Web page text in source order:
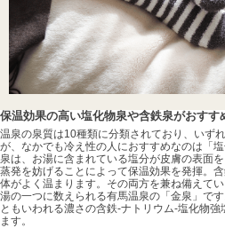
保温効果の高い塩化物泉や含鉄泉がおすす
温泉の泉質は10種類に分類されており、いず
が、なかでも冷え性の人におすすめなのは「
泉は、お湯に含まれている塩分が皮膚の表面
蒸発を妨げることによって保温効果を発揮。
体がよく温まります。その両方を兼ね備えて
湯の一つに数えられる有馬温泉の「金泉」です
ともいわれる濃さの含鉄-ナトリウム-塩化物
ます。